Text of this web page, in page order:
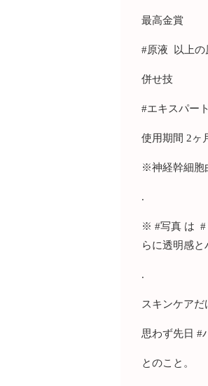
最高金賞
#原液 以上の
併せ技
#エキスパー
使用期間 2ヶ
※神経幹細胞
.
※ #写真 は #
らに透明感と
.
スキンケアだ
思わず先日 #
とのこと。